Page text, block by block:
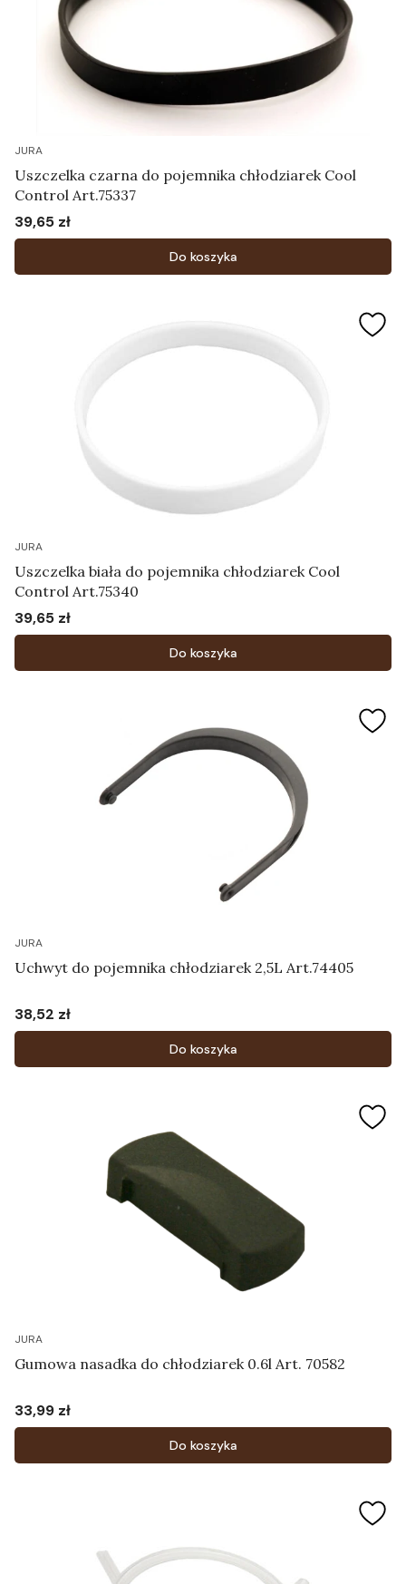
JURA
Uszczelka czarna do pojemnika chłodziarek Cool
Control Art.75337
Cena
39,65 zł
Do koszyka
JURA
Uszczelka biała do pojemnika chłodziarek Cool
Control Art.75340
Cena
39,65 zł
Do koszyka
JURA
Uchwyt do pojemnika chłodziarek 2,5L Art.74405
Cena
38,52 zł
Do koszyka
JURA
Gumowa nasadka do chłodziarek 0.6l Art. 70582
Cena
33,99 zł
Do koszyka